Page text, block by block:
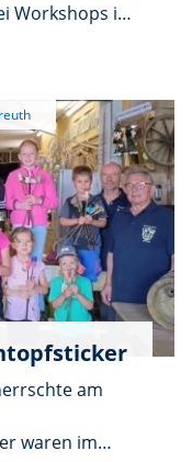
Workshops im
einem
sich nun
zu werden
zu
Stadt Tirschenreuth
am
waren im